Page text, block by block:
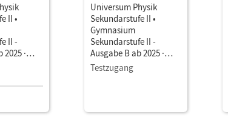
II •
II -
·
Universum Physik
Sekundarstufe II •
Gymnasium
Sekundarstufe II -
Ausgabe B ab 2025 ·
Gesamtband •
Schulbuch als E-Book
Testzugang